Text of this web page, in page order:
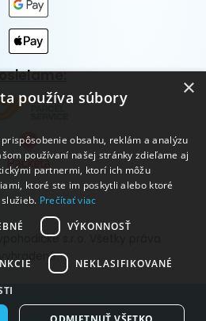
s.r.o. Všetky práva
vyhradené.
ClickEshop.sk
×
používa súbory
obsahu, reklám a analýzu
používaní našej stránky zdieľame aj
partnermi, ktorí ich môžu
ktoré ste im poskytli alebo ktoré
Prečítať viac
VÝKONNOSŤ
NEKLASIFIKOVANÉ